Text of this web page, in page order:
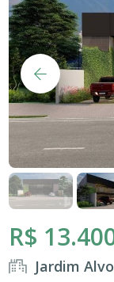
R$
Jardim